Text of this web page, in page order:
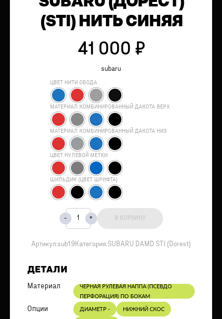
(STI) НИТЬ СИНЯЯ
41 000 ₽
subaru
ЦВЕТ НИТИ ОБОДА
МАТЕРИАЛ КОМБИНИРОВАННЫЙ ДАКОТА ВЕРХ
МАТЕРИАЛ КОМБИНИРОВАННЫЙ ДАКОТА НИЗ
ЦВЕТ НУЛЕВОЙ МЕТКИ
ШИЛЬДИК (ЦВЕТ ШРИФТА)
В КОРЗИНУ
Артикул:sub19Категория:SUBARU DAMD STI (Dorest)
ДЕТАЛИ
Материал
ЧЕРНАЯ РУЛЕВАЯ НАППА (ПСЕВДО
ПЕРФОРАЦИЯ) ПО БОКАМ
Опции ДИАМЕТР - НИЖНИЙ СКОС